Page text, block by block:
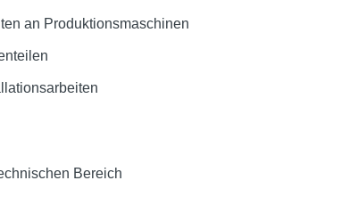
an Produktionsmaschinen
Bereich